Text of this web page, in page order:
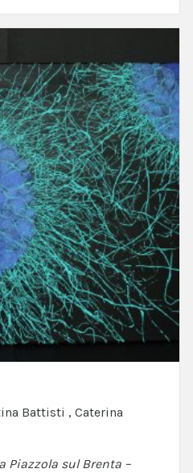
Battisti , Caterina
Piazzola sul Brenta –